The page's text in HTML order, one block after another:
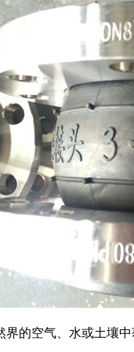
的空气、水或土壤中